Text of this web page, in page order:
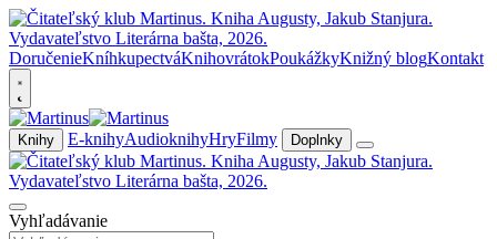
DoručenieKníhkupectváKnihovrátokPoukážkyKnižný blogKontakt
Knihy E-knihyAudioknihyHryFilmy Doplnky
Vyhľadávanie